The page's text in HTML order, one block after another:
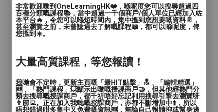
年齡範圍 : 兒童(15歲或以下), 青年(15-24歲), 成人
(24-65歲), 長者(65歲或以上)
教學模式: 面授
非常歡迎嚟到OneLearningHK❤️，喺呢度您可以搜尋超過四
百種分類嘅課程📚，當中超過一千個商戶/個人單位已經加入咗
本平台🔥，令您可以喺短時間內，集中搵到您想要嘅資料📄，
甚至瀏覽之前，未曾諗過去了解嘅課程📖，都可以喺呢度，俾
您搵到☀️。
大量高質課程，等您報讀！
我哋會不定時，更新主頁嘅「最HIT點擊」🔝﹑「編輯精選」
🆕﹑「熱門課程」💥顯示出嚟嘅授課商戶🤝，但其他經熱門分
類去搜尋嘅授課商戶，都千祈唔好忘記利用搜尋引擎去瀏覽呀
👨🏻‍💻。正在加入我哋嘅授課商戶，亦都不斷增加中⬆️，所以
唔想錯過咁多集中又免費嘅資訊🆓，無論自己報讀抑或幫身邊